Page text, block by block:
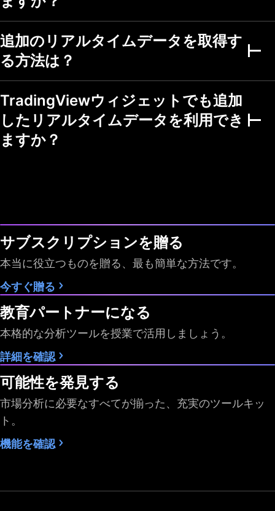
株式・ETF・DEX・暗
号コインスクリーナ
ー
50カ国以上、150以
上の取引所
ル指標
複数の市場
チャートビューモー
スクリーナーの自動
1分 10秒・1分
ト
時間足 日 週 月
データ
最速データ配信
限数
追加のリアルタイムデータを取得す
る方法は？
TradingViewウィジェットでも追加
したリアルタイムデータを利用でき
ますか？
サブスクリプションを贈る
本当に役立つものを贈る、最も簡単な方法です。
今すぐ贈る
教育パートナーになる
本格的な分析ツールを授業で活用しましょう。
詳細を確認
可能性を発見する
市場分析に必要なすべてが揃った、充実のツールキッ
ト。
機能を確認